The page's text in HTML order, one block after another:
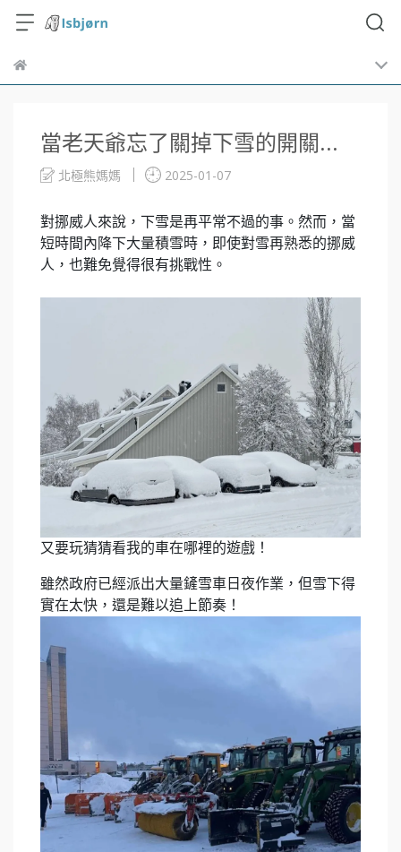
當老天爺忘了關掉下雪的開關...
北極熊媽媽 2025-01-07
對挪威人來說，下雪是再平常不過的事。然而，當
短時間內降下大量積雪時，即使對雪再熟悉的挪威
人，也難免覺得很有挑戰性。
又要玩猜猜看我的車在哪裡的遊戲！
雖然政府已經派出大量鏟雪車日夜作業，但雪下得
實在太快，還是難以追上節奏！